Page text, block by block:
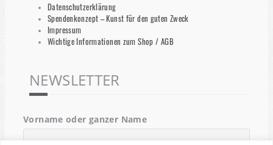
Datenschutzerklärung
Spendenkonzept – Kunst für den guten Zweck
Impressum
Wichtige Informationen zum Shop / AGB
NEWSLETTER
Vorname oder ganzer Name